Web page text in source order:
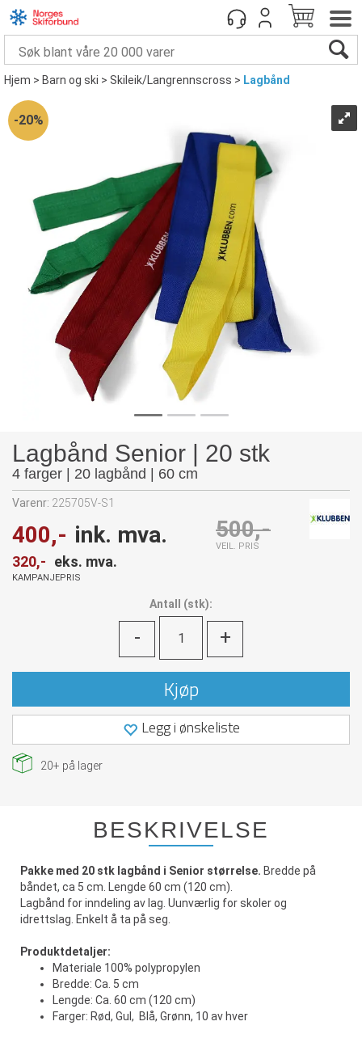
Hjem>Barn og ski>Skileik/Langrennscross> Lagbånd
20%
Lagbånd Senior | 20 stk
4 farger | 20 lagbånd | 60 cm
Varenr: 225705V-S1
400,- ink. mva.
320,- eks. mva.
KAMPANJEPRIS
500,-
VEIL. PRIS
Antall (stk):
- +
Kjøp
Legg i ønskeliste
20+ på lager
BESKRIVELSE
Pakke med 20 stk lagbånd i Senior størrelse. Bredde på
båndet, ca 5 cm. Lengde 60 cm (120 cm).
Lagbånd for inndeling av lag. Uunværlig for skoler og
idrettslag. Enkelt å ta på seg.
Produktdetaljer:
Materiale 100% polypropylen
Bredde: Ca. 5 cm
Lengde: Ca. 60 cm (120 cm)
Farger: Rød, Gul, Blå, Grønn, 10 av hver